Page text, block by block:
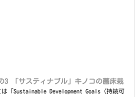
3 「サスティナブル」キノコの菌床栽
は「Sustainable Development Goals（持続可